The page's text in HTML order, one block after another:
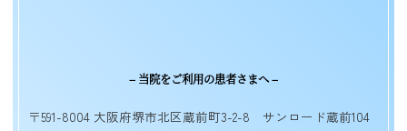
– 当院をご利用の患者さまへ –
〒591-8004 大阪府堺市北区蔵前町3-2-8 サンロード蔵前104